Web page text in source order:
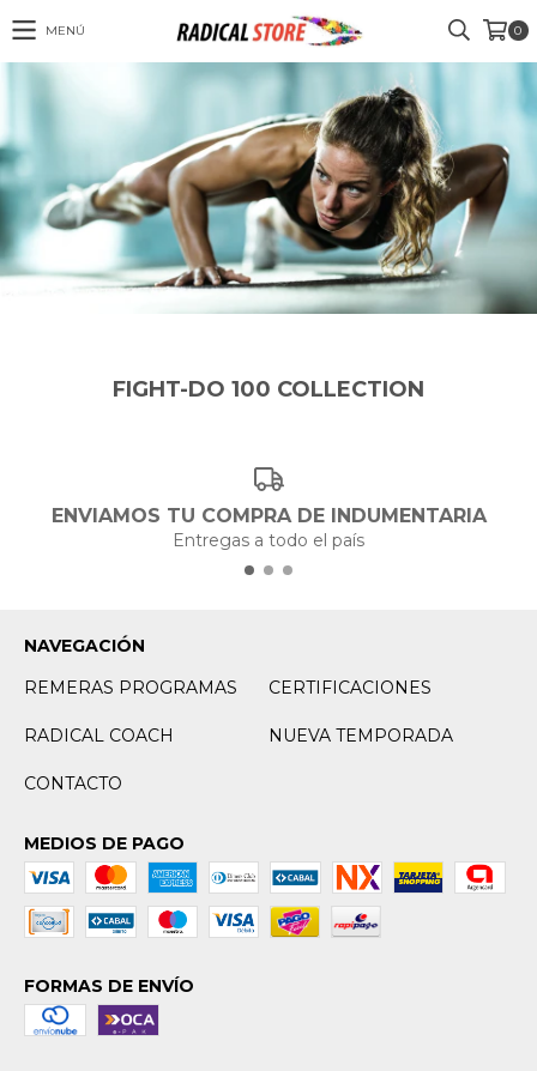
MENÚ 0
FIGHT-DO 100 COLLECTION
ENVIAMOS TU COMPRA DE INDUMENTARIA
Entregas a todo el país
NAVEGACIÓN
REMERAS PROGRAMAS
CERTIFICACIONES
RADICAL COACH NUEVA TEMPORADA
CONTACTO
MEDIOS DE PAGO
FORMAS DE ENVÍO